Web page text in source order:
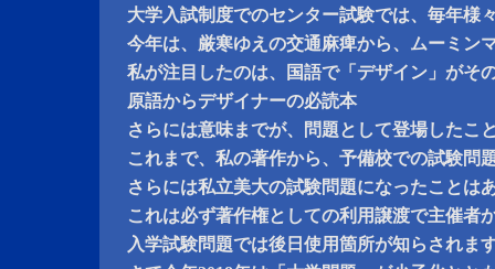
大学入試制度でのセンター試験では、毎年様
今年は、厳寒ゆえの交通麻痺から、ムーミン
私が注目したのは、国語で「デザイン」がそ
原語からデザイナーの必読本
さらには意味までが、問題として登場したこ
これまで、私の著作から、予備校での試験問
さらには私立美大の試験問題になったことは
これは必ず著作権としての利用譲渡で主催者
入学試験問題では後日使用箇所が知らされま